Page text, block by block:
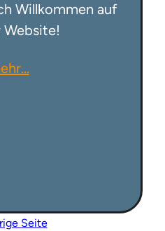
Willkommen auf
Website!
Seite